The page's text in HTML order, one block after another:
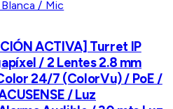
ACTIVA] Turret IP
/ 2 Lentes 2.8 mm
24/7 (ColorVu) / PoE /
/ Luz